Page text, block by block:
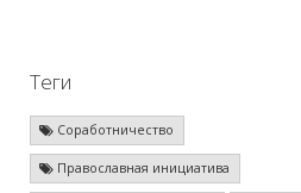
Теги
Соработничество
Православная инициатива